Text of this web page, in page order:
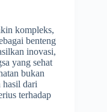
kompleks,
benteng
inovasi,
yang sehat
bukan
hasil dari
terhadap